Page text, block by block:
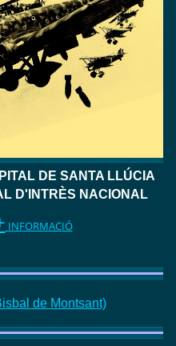
DE SANTA LLÚCIA
D'INTRÈS NACIONAL
INFORMACIÓ
de Montsant)